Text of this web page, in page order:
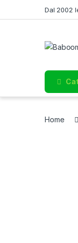
Dal 2002
Home